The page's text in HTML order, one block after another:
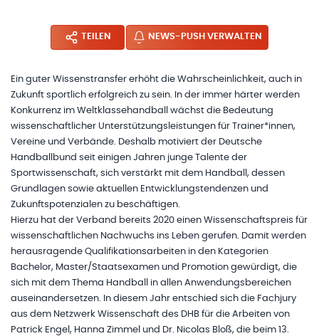
TEILEN NEWS-PUSH VERWALTEN
Ein guter Wissenstransfer erhöht die Wahrscheinlichkeit, auch in
Zukunft sportlich erfolgreich zu sein. In der immer härter werden
Konkurrenz im Weltklassehandball wächst die Bedeutung
wissenschaftlicher Unterstützungsleistungen für Trainer*innen,
Vereine und Verbände. Deshalb motiviert der Deutsche
Handballbund seit einigen Jahren junge Talente der
Sportwissenschaft, sich verstärkt mit dem Handball, dessen
Grundlagen sowie aktuellen Entwicklungstendenzen und
Zukunftspotenzialen zu beschäftigen.
Hierzu hat der Verband bereits 2020 einen Wissenschaftspreis für
wissenschaftlichen Nachwuchs ins Leben gerufen. Damit werden
herausragende Qualifikationsarbeiten in den Kategorien
Bachelor, Master/Staatsexamen und Promotion gewürdigt, die
sich mit dem Thema Handball in allen Anwendungsbereichen
auseinandersetzen. In diesem Jahr entschied sich die Fachjury
aus dem Netzwerk Wissenschaft des DHB für die Arbeiten von
Patrick Engel, Hanna Zimmel und Dr. Nicolas Bloß, die beim 13.